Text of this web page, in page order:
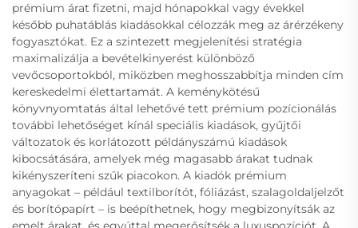
prémium árat fizetni, majd hónapokkal vagy évekkel
később puhatáblás kiadásokkal célozzák meg az árérzékeny
fogyasztókat. Ez a szintezett megjelenítési stratégia
maximalizálja a bevételkinyerést különböző
vevőcsoportokból, miközben meghosszabbítja minden cím
kereskedelmi élettartamát. A keménykötésű
könyvnyomtatás által lehetővé tett prémium pozícionálás
további lehetőséget kínál speciális kiadások, gyűjtői
változatok és korlátozott példányszámú kiadások
kibocsátására, amelyek még magasabb árakat tudnak
kikényszeríteni szűk piacokon. A kiadók prémium
anyagokat – például textilborítót, fóliázást, szalagoldaljelzőt
és borítópapírt – is beépíthetnek, hogy megbizonyítsák az